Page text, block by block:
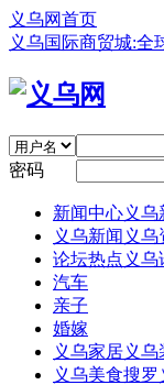
义乌网首页
义乌国际商贸城:全
密码
新闻中心义乌
义乌新闻 义
论坛热点 义
汽车
亲子
婚嫁
义乌家居义
义乌美食搜罗